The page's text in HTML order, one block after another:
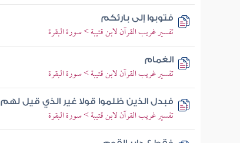
فتوبوا إلى بارئكم
تفسير غريب القرآن لابن قتيبة > سورة البقرة
الغمام
تفسير غريب القرآن لابن قتيبة > سورة البقرة
فبدل الذين ظلموا قولا غير الذي قيل لهم
تفسير غريب القرآن لابن قتيبة > سورة البقرة